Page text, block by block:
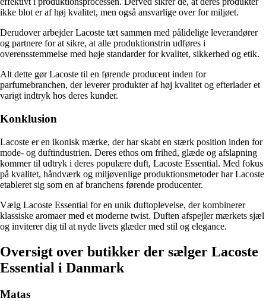
ikke blot er af høj kvalitet, men også ansvarlige over for miljøet.
Derudover arbejder Lacoste tæt sammen med pålidelige leverandører
og partnere for at sikre, at alle produktionstrin udføres i
overensstemmelse med høje standarder for kvalitet, sikkerhed og etik.
Alt dette gør Lacoste til en førende producent inden for
parfumebranchen, der leverer produkter af høj kvalitet og efterlader et
varigt indtryk hos deres kunder.
Konklusion
Lacoste er en ikonisk mærke, der har skabt en stærk position inden for
mode- og duftindustrien. Deres ethos om frihed, glæde og afslapning
kommer til udtryk i deres populære duft, Lacoste Essential. Med fokus
på kvalitet, håndværk og miljøvenlige produktionsmetoder har Lacoste
etableret sig som en af branchens førende producenter.
Vælg Lacoste Essential for en unik duftoplevelse, der kombinerer
klassiske aromaer med et moderne twist. Duften afspejler mærkets sjæl
og inviterer dig til at nyde livets glæder med stil og elegance.
Oversigt over butikker der sælger Lacoste
Essential i Danmark
Matas